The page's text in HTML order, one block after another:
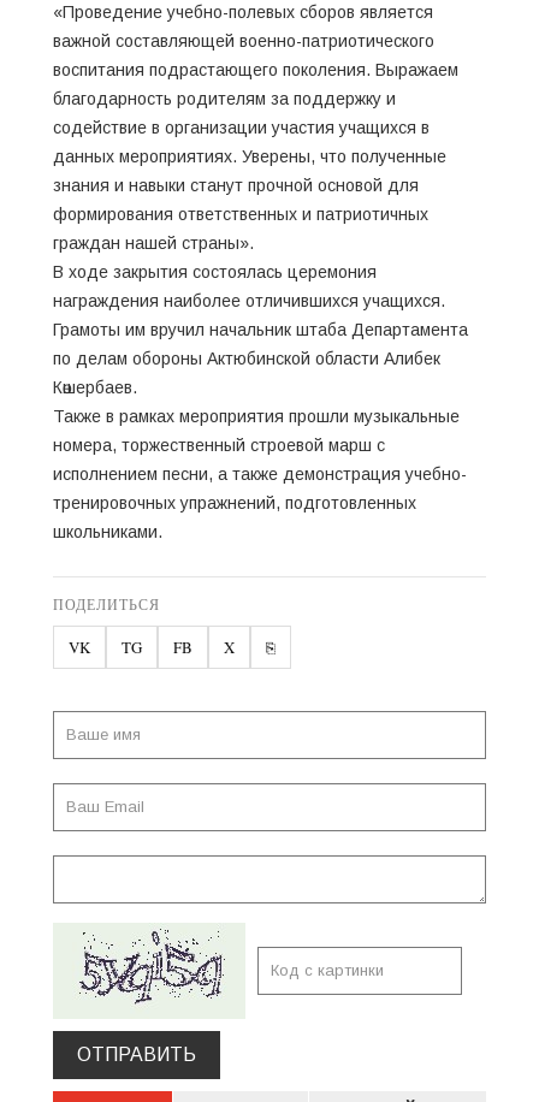
«Проведение учебно-полевых сборов является
важной составляющей военно-патриотического
воспитания подрастающего поколения. Выражаем
благодарность родителям за поддержку и
содействие в организации участия учащихся в
данных мероприятиях. Уверены, что полученные
знания и навыки станут прочной основой для
формирования ответственных и патриотичных
граждан нашей страны».
В ходе закрытия состоялась церемония
награждения наиболее отличившихся учащихся.
Грамоты им вручил начальник штаба Департамента
по делам обороны Актюбинской области Алибек
Көшербаев.
Также в рамках мероприятия прошли музыкальные
номера, торжественный строевой марш с
исполнением песни, а также демонстрация учебно-
тренировочных упражнений, подготовленных
школьниками.
ПОДЕЛИТЬСЯ
VK TG FB X ⎘
ОТПРАВИТЬ